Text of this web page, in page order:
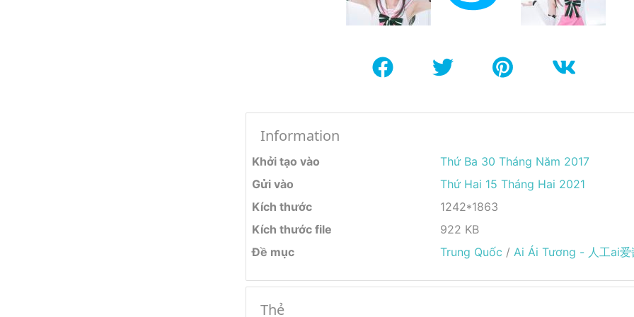
Information
Khởi tạo vào
Thứ Ba 30 Tháng Năm 2017
Gửi vào
Thứ Hai 15 Tháng Hai 2021
Kích thước
1242*1863
Kích thước file
922 KB
Đề mục
Trung Quốc / Ai Ái Tương - 人工ai爱
Thẻ